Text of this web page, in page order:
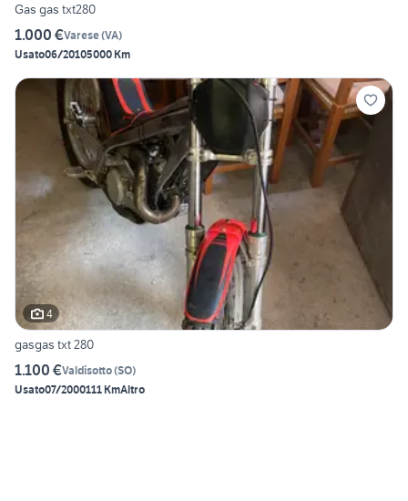
Gas gas txt280
1.000 €Varese(VA)
Usato06/20105000 Km
4
gasgas txt 280
1.100 €Valdisotto(SO)
Usato07/2000111 KmAltro